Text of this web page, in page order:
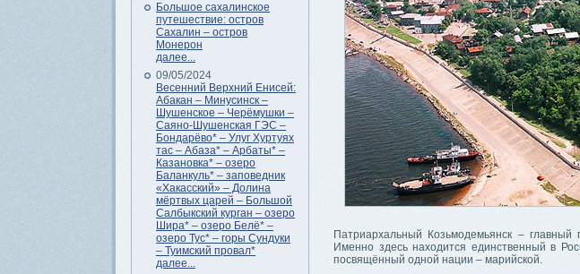
Большое сахалинское
путешествие: остров
Сахалин – остров
Монерон
далее...
09/05/2024
Весенний Верхний Енисей:
Абакан – Минусинск –
Шушенское – Черёмушки –
Саяно-Шушенская ГЭС –
Бондарёво* – Улуг Хуртуях
тас – Абаза* – Арбаты* –
Казановка* – озеро
Баланкуль* – заповедник
«Хакасский» – Долина
мёртвых царей – Большой
Салбыкский курган – озеро
Шира* – озеро Белё* –
озеро Тус* – горы Сундуки
– Туимский провал*
далее...
Патриархальный Козьмодемьянск –
Именно здесь находится единственный в
посвящённый одной нации – марийской.